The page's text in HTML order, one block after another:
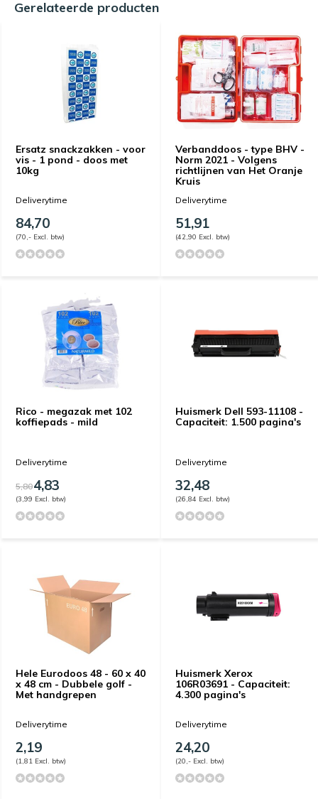
Gerelateerde producten
Ersatz snackzakken - voor
vis - 1 pond - doos met
10kg
Deliverytime
84,70
(70,- Excl. btw)
Verbanddoos - type BHV -
Norm 2021 - Volgens
richtlijnen van Het Oranje
Kruis
Deliverytime
51,91
(42,90 Excl. btw)
Rico - megazak met 102
koffiepads - mild
Deliverytime
5,804,83
(3,99 Excl. btw)
Huismerk Dell 593-11108 -
Capaciteit: 1.500 pagina's
Deliverytime
32,48
(26,84 Excl. btw)
Hele Eurodoos 48 - 60 x 40
x 48 cm - Dubbele golf -
Met handgrepen
Deliverytime
2,19
(1,81 Excl. btw)
Huismerk Xerox
106R03691 - Capaciteit:
4.300 pagina's
Deliverytime
24,20
(20,- Excl. btw)